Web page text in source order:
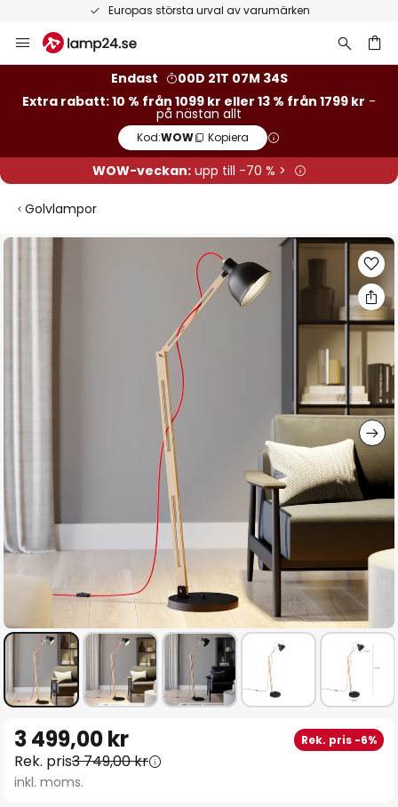
Europas största urval av varumärken
Hoppa
till
Endast
00D 21T 07M 33S
Extra rabatt: 10 % från 1099 kr eller 13 % från 1799 kr -
på nästan allt
Kod:WOW Kopiera
WOW-veckan:upp till -70 % >
Golvlampor
Hoppa
till
början
av
3 499,00 kr Rek. pris -6%
Rek. pris3 749,00 kr
inkl. moms.